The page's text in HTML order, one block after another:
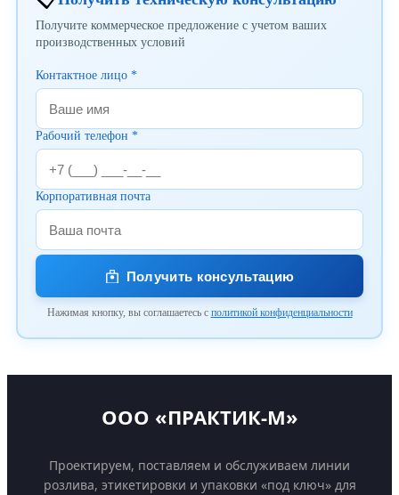
Получите коммерческое предложение с учетом ваших
производственных условий
Контактное лицо *
Рабочий телефон *
Корпоративная почта
Получить консультацию
Нажимая кнопку, вы соглашаетесь с политикой конфиденциальности
ООО «ПРАКТИК-М»
Проектируем, поставляем и обслуживаем линии
розлива, этикетировки и упаковки «под ключ» для